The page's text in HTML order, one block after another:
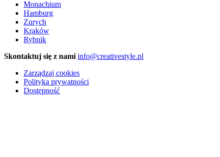
Monachium
Hamburg
Zurych
Kraków
Rybnik
Skontaktuj się z nami info@creativestyle.pl
Zarządzaj cookies
Polityka prywatności
Dostępność